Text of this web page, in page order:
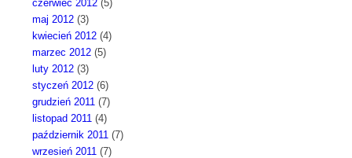
czerwiec 2012(5)
maj 2012(3)
kwiecień 2012(4)
marzec 2012(5)
luty 2012(3)
styczeń 2012(6)
grudzień 2011 (7)
listopad 2011 (4)
październik 2011 (7)
wrzesień 2011 (7)